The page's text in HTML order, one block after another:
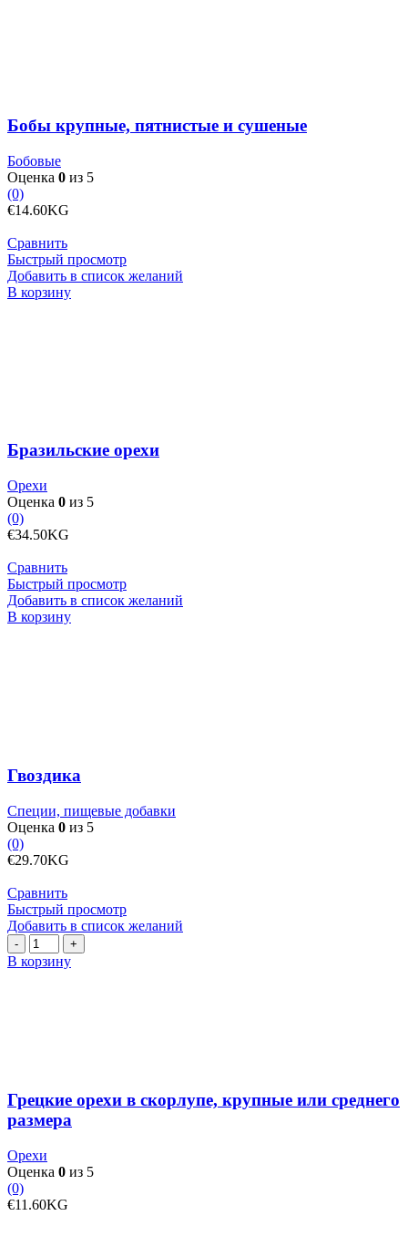
Бобы крупные, пятнистые и сушеные
Бобовые
Оценка 0 из 5
(0)
€14.60KG
Сравнить
Быстрый просмотр
Добавить в список желаний
Количество
В корзину
Бразильские орехи
Орехи
Оценка 0 из 5
(0)
€34.50KG
Сравнить
Быстрый просмотр
Добавить в список желаний
Количество
В корзину
Гвоздика
Специи, пищевые добавки
Оценка 0 из 5
(0)
€29.70KG
Сравнить
Быстрый просмотр
Добавить в список желаний
Количество
товара
Грецкие
В корзину
Грецкие орехи в скорлупе, крупные или среднего
размера
Орехи
Оценка 0 из 5
(0)
€11.60KG